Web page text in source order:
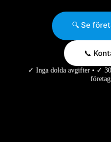
🔍 Se
📞
✓ Inga dolda avgifter • ✓